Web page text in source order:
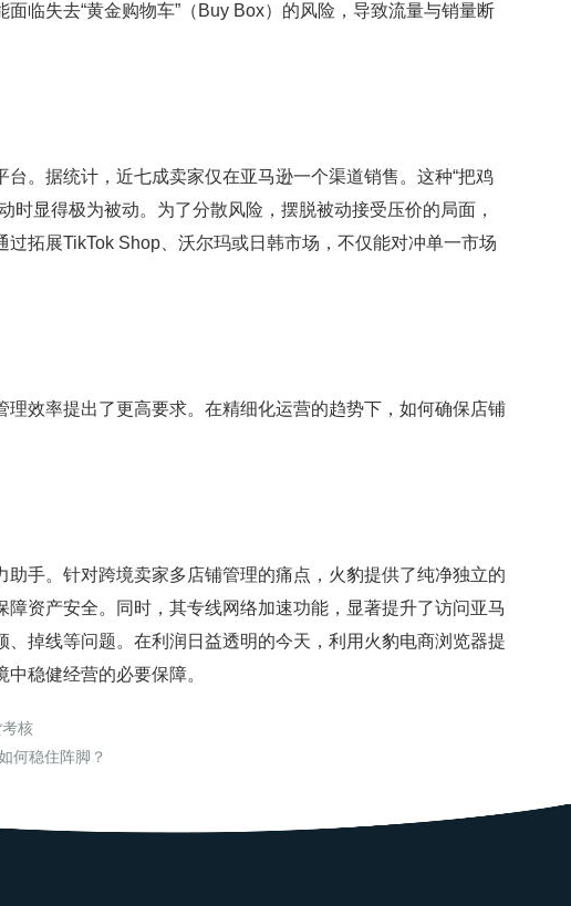
临失去“黄金购物车”（Buy Box）的风险，导致流量与销量断
据统计，近七成卖家仅在亚马逊一个渠道销售。这种“把鸡
时显得极为被动。为了分散风险，摆脱被动接受压价的局面，
拓展TikTok Shop、沃尔玛或日韩市场，不仅能对冲单一市场
效率提出了更高要求。在精细化运营的趋势下，如何确保店铺
助手。针对跨境卖家多店铺管理的痛点，火豹提供了纯净独立的
资产安全。同时，其专线网络加速功能，显著提升了访问亚马
掉线等问题。在利润日益透明的今天，利用火豹电商浏览器提
稳健经营的必要保障。
核
何稳住阵脚？